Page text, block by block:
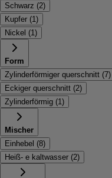
Schwarz (2)
Kupfer (1 )
Nickel (1 )
Form
Zylinderförmiger querschnitt (7)
Eckiger querschnitt (2)
Zylinderförmig (1 )
Mischer
Einhebel (8)
Heiß- e kaltwasser (2)